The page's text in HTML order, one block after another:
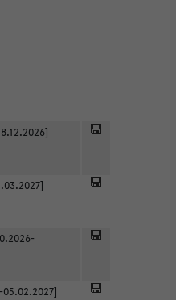
05.02.2027]